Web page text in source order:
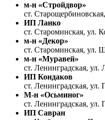
м-н «Стройдвор»
ст.
ИП Ланко
ст. Староминская, ул.
м-н «Декор»
ст. Староминская, ул.
м-н «Муравей»
ст. Ленинградская, ул.
ИП Кондаков
ст. Ленинградская, ул.
М-н «Осьминог»
ст. Ленинградская, ул.
ИП Савран